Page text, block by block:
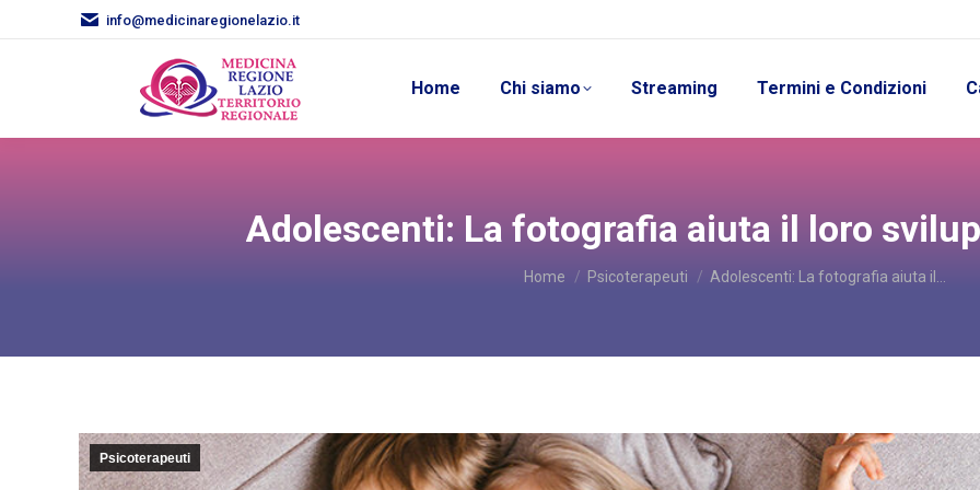
info@medicinaregionelazio.it
Home Chi siamo Streaming Termini e Condizioni
Adolescenti: La fotografia aiuta il loro
You are here:
Home Psicoterapeuti Adolescenti: La fotografia aiuta il…
Psicoterapeuti